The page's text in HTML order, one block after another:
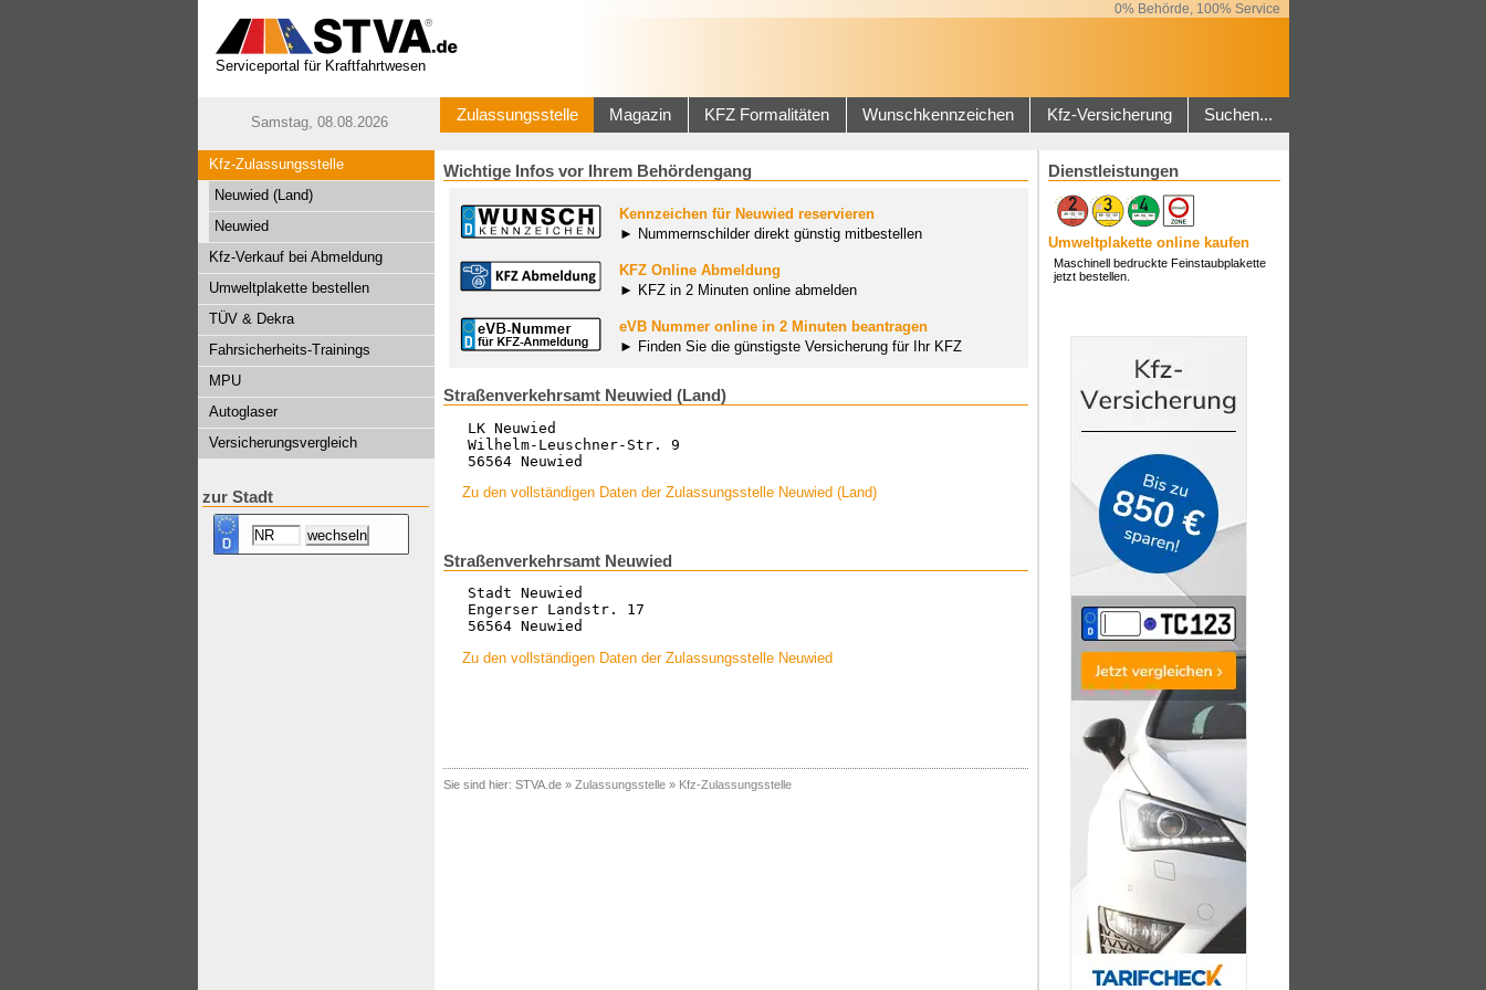
0% Behörde, 100% Service
Serviceportal für Kraftfahrtwesen
Samstag, 08.08.2026 Zulassungsstelle Magazin KFZ Formalitäten Wunschkennzeichen Kfz-Versicherung Suchen...
Kfz-Zulassungsstelle
Neuwied (Land)
Neuwied
Kfz-Verkauf bei Abmeldung
Umweltplakette bestellen
TÜV & Dekra
Fahrsicherheits-Trainings
MPU
Autoglaser
Versicherungsvergleich
zur Stadt
Wichtige Infos vor Ihrem Behördengang
Kennzeichen für Neuwied reservieren
► Nummernschilder direkt günstig mitbestellen
KFZ Online Abmeldung
► KFZ in 2 Minuten online abmelden
eVB Nummer online in 2 Minuten beantragen
► Finden Sie die günstigste Versicherung für Ihr KFZ
Straßenverkehrsamt Neuwied (Land)
LK Neuwied
Wilhelm-Leuschner-Str. 9
56564 Neuwied
Zu den vollständigen Daten der Zulassungsstelle Neuwied (Land)
Straßenverkehrsamt Neuwied
Stadt Neuwied
Engerser Landstr. 17
56564 Neuwied
Zu den vollständigen Daten der Zulassungsstelle Neuwied
Sie sind hier: STVA.de» Zulassungsstelle» Kfz-Zulassungsstelle
Dienstleistungen
Umweltplakette online kaufen
Maschinell bedruckte Feinstaubplakette
jetzt bestellen.